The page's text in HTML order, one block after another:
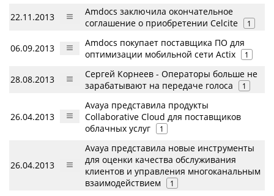
22.11.2013
Amdocs заключила окончательное
соглашение о приобретении Celcite
1
06.09.2013
Amdocs покупает поставщика ПО для
оптимизации мобильной сети Actix
1
28.08.2013
Сергей Корнеев - Операторы больше не
зарабатывают на передаче голоса
1
26.04.2013
Avaya представила продукты
Collaborative Cloud для поставщиков
облачных услуг
1
26.04.2013
Avaya представила новые инструменты
для оценки качества обслуживания
клиентов и управления многоканальным
взаимодействием
1